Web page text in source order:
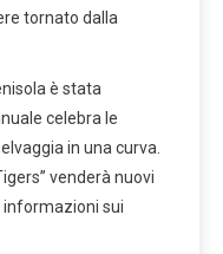
tornato dalla
è stata
celebra le
in una curva.
venderà nuovi
informazioni sui